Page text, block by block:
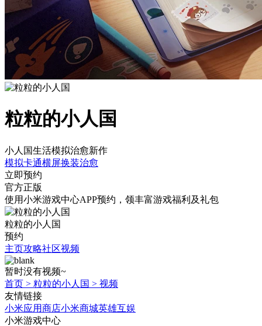
粒粒的小人国
小人国生活模拟治愈新作
模拟卡通横屏换装治愈
立即预约
官方正版
使用小米游戏中心APP预约 ，领丰富游戏福利 及礼包
粒粒的小人国
预约
主页攻略社区视频
暂时没有视频~
首页 > 粒粒的小人国 > 视频
友情链接
小米应用商店小米商城英雄互娱
小米游戏中心